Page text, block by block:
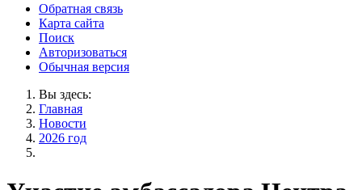
Обратная связь
Карта сайта
Поиск
Авторизоваться
Обычная версия
Вы здесь:
Главная
Новости
2026 год